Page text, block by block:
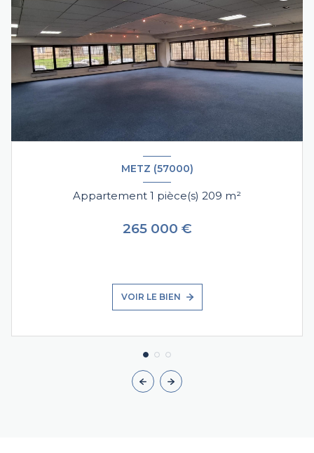
METZ (57000)
Appartement 1 pièce(s) 209 m²
265 000 €
VOIR LE BIEN